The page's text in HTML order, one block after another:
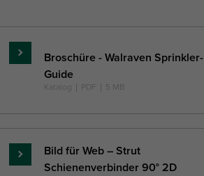
MehrBroschüre - Walraven Sprinkler-
Guide
Katalog PDF 5 MB
Mehr
Bild für Web – Strut
Schienenverbinder 90° 2D